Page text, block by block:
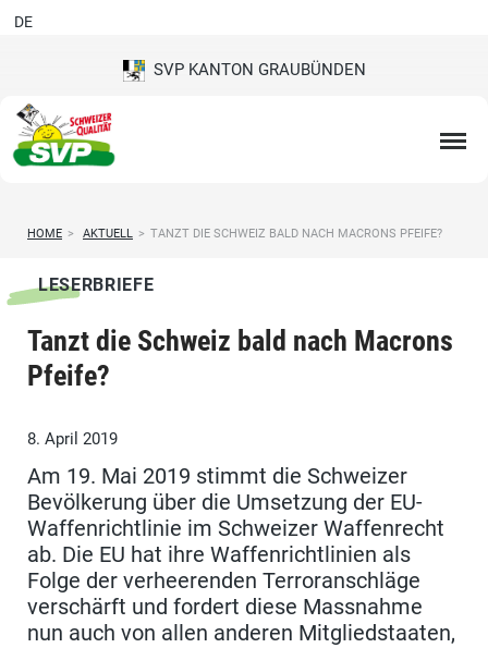
SVP KANTON GRAUBÜNDEN
DE
HOME > AKTUELL > TANZT DIE SCHWEIZ BALD NACH MACRONS PFEIFE?
LESERBRIEFE
Tanzt die Schweiz bald nach Macrons
Pfeife?
8. April 2019
Am 19. Mai 2019 stimmt die Schweizer
Bevölkerung über die Umsetzung der EU-
Waffenrichtlinie im Schweizer Waffenrecht
ab. Die EU hat ihre Waffenrichtlinien als
Folge der verheerenden Terroranschläge
verschärft und fordert diese Massnahme
nun auch von allen anderen Mitgliedstaaten,